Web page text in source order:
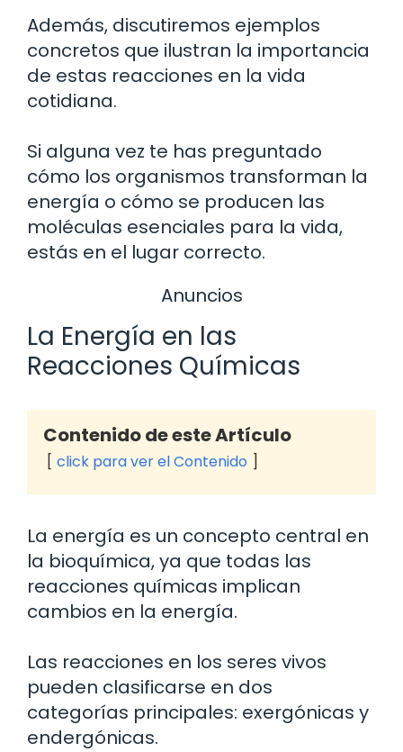
Además, discutiremos ejemplos
concretos que ilustran la importancia
de estas reacciones en la vida
cotidiana.
Si alguna vez te has preguntado
cómo los organismos transforman la
energía o cómo se producen las
moléculas esenciales para la vida,
estás en el lugar correcto.
Anuncios
La Energía en las
Reacciones Químicas
Contenido de este Artículo
click para ver el Contenido
La energía es un concepto central en
la bioquímica, ya que todas las
reacciones químicas implican
cambios en la energía.
Las reacciones en los seres vivos
pueden clasificarse en dos
categorías principales: exergónicas y
endergónicas.